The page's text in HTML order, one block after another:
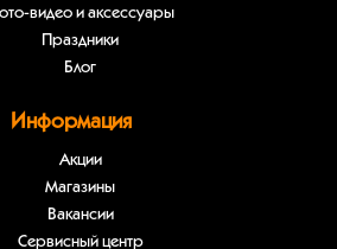
видео и аксессуары
Праздники
Блог
Информация
Акции
Магазины
Вакансии
Сервисный центр